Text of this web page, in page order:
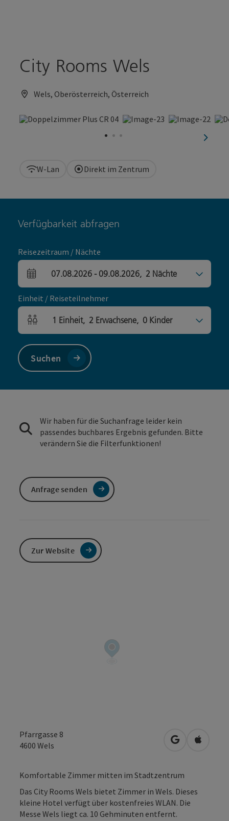
City Rooms Wels
Wels, Oberösterreich, Österreich
W-Lan Direkt im Zentrum
Pfarrgasse 8
4600 Wels in Google
in
Komfortable Zimmer mitten im Stadtzentrum
Das City Rooms Wels bietet Zimmer in Wels. Dieses
kleine Hotel verfügt über kostenfreies WLAN. Die
Messe Wels liegt ca. 10 Gehminuten entfernt.
Verfügbarkeit abfragen
Reisezeitraum / Nächte
An- und Abreisefelder
07.08.2026 - 09.08.2026, 2 Nächte
Einheit / Reiseteilnehmer
Einheitenanzahl und Personenfelder
1 Einheit, 2 Erwachsene, 0 Kinder
Suchen
Wir haben für die Suchanfrage leider kein
passendes buchbares Ergebnis gefunden. Bitte
verändern Sie die Filterfunktionen!
Anfrage senden
Zur Website